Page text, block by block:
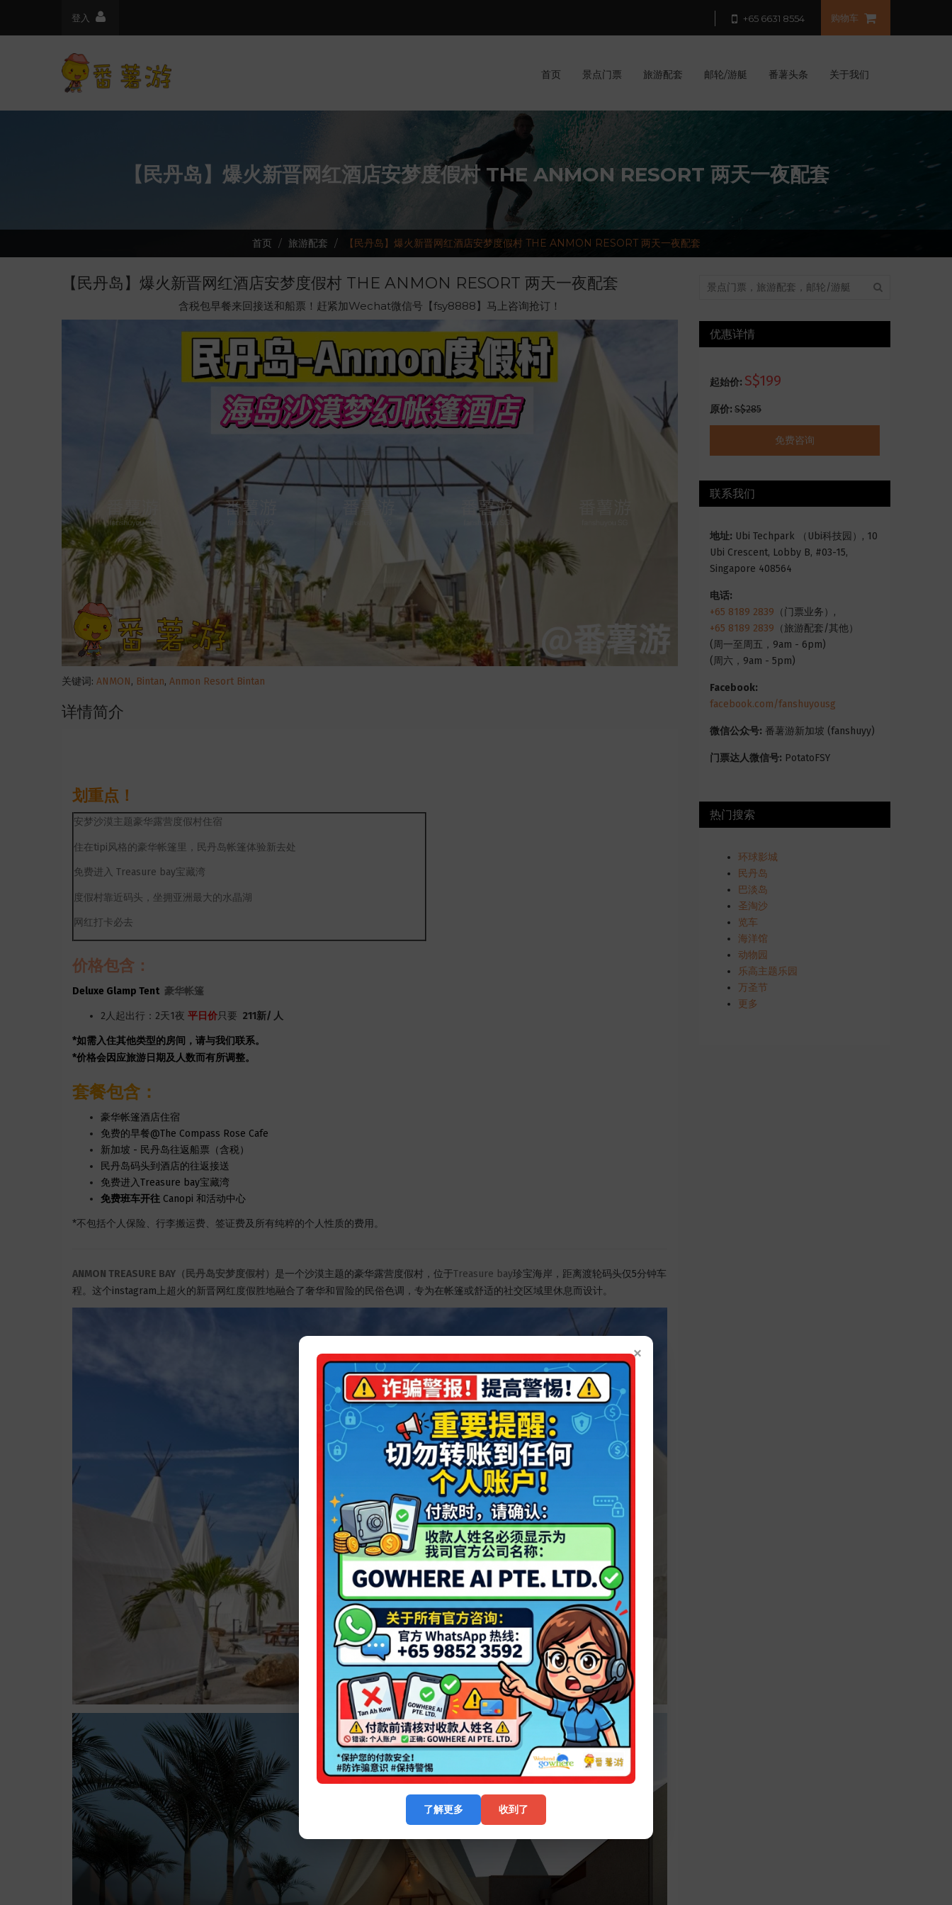
×
了解更多 收到了
登入 购物车
+65 6631 8554
首页 景点门票 旅游配套 邮轮/游艇 番薯头条 关于我们
【民丹岛】爆火新晋网红酒店安梦度假村 THE ANMON RESORT 两天一夜配套
首页 旅游配套 【民丹岛】爆火新晋网红酒店安梦度假村 THE ANMON RESORT 两天一夜配套
【民丹岛】爆火新晋网红酒店安梦度假村 THE ANMON RESORT 两天一夜配套
含税包早餐来回接送和船票！赶紧加Wechat微信号【fsy8888】马上咨询抢订！
关键词: ANMON, Bintan, Anmon Resort Bintan
详情简介
划重点！
安梦沙漠主题豪华露营度假村住宿
住在tipi风格的豪华帐篷里，民丹岛帐篷体验新去处
免费进入 Treasure bay宝藏湾
度假村靠近码头，坐拥亚洲最大的水晶湖
网红打卡必去
价格包含：
Deluxe Glamp Tent 豪华帐篷
2人起出行：2天1夜 平日价只要 211新/ 人
*如需入住其他类型的房间，请与我们联系。
*价格会因应旅游日期及人数而有所调整。
套餐包含：
豪华帐篷酒店住宿
免费的早餐@The Compass Rose Cafe
新加坡 - 民丹岛往返船票（含税）
民丹岛码头到酒店的往返接送
免费进入Treasure bay宝藏湾
免费班车开往 Canopi 和活动中心
*不包括个人保险、行李搬运费、签证费及所有纯粹的个人性质的费用。
ANMON TREASURE BAY（民丹岛安梦度假村） 是一个沙漠主题的豪华露营度假村，位于Treasure bay珍宝海岸，距离渡轮码头仅5分钟车
程。这个instagram上超火的新晋网红度假胜地融合了奢华和冒险的民俗色调，专为在帐篷或舒适的社交区域里休息而设计。
优惠详情
起始价: S$199
原价: S$285
免费咨询
联系我们
地址: Ubi Techpark （Ubi科技园）, 10
Ubi Crescent, Lobby B, #03-15,
Singapore 408564
电话:
+65 8189 2839 （门票业务）,
+65 8189 2839 （旅游配套/其他）
(周一至周五，9am - 6pm)
(周六，9am - 5pm)
Facebook:
facebook.com/fanshuyousg
微信公众号: 番薯游新加坡 (fanshuyy)
门票达人微信号: PotatoFSY
热门搜索
环球影城
民丹岛
巴淡岛
圣淘沙
览车
海洋馆
动物园
乐高主题乐园
万圣节
更多